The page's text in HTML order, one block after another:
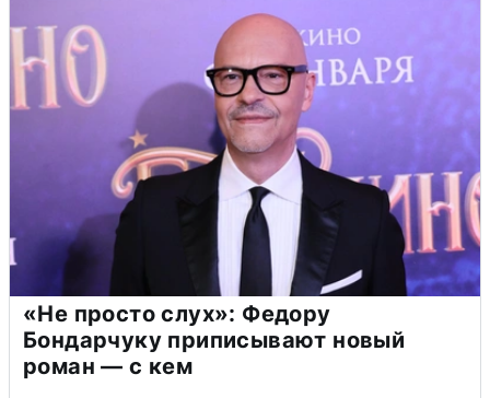
«Не просто слух»: Федору
Бондарчуку приписывают новый
роман — с кем